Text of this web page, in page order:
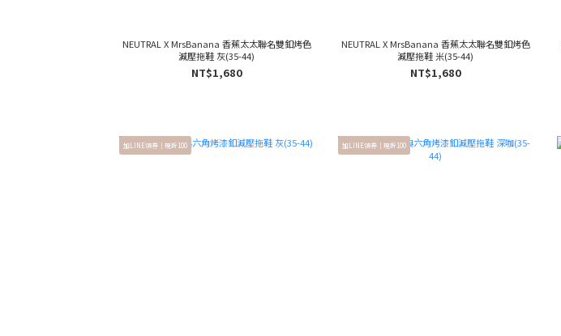
NEUTRAL X MrsBanana 香蕉太太聯名雙釦烤色
減壓拖鞋 灰(35-44)
NT$1,680
NEUTRAL X MrsBanana 香蕉太太聯名雙釦烤色
減壓拖鞋 米(35-44)
NT$1,680
加LINE領券｜現折100 加LINE領券｜現折100